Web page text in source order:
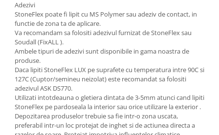
Adezivi
StoneFlex poate fi lipit cu MS Polymer sau adeziv de contact, in
functie de zona ta de aplicare.
Va recomandam sa folositi adezivul furnizat de StoneFlex sau
Soudall (FixALL ).
Ambele tipuri de adezivi sunt disponibile in gama noastra de
produse.
Daca lipiti StoneFlex LUX pe suprafete cu temperatura intre 90C si
127C (Cuptor/semineu neizolat) este recomandat sa folositi
adezivul ASK DS770.
Utilizati intotdeauna o gletiera dintata de 3-5mm atunci cand lipiti
StoneFlex pe pardoseala la interior sau orice utilizare la exterior .
Depozitarea produselor trebuie sa fie intr-o zona uscata,
preferabil intr-un loc protejat de inghet si de actiunea directa a